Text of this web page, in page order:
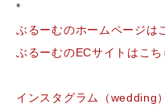
*
ぶるーむのホームページは
ぶるーむのECサイトはこち
インスタグラム（wedding）